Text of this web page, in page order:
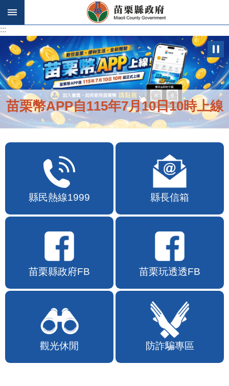
跳到主要內容區塊
:::
便民快e通2.0自即日起啟用
縣民熱線1999 縣長信箱
苗栗縣政府FB 苗栗玩透透FB
觀光休閒 防詐騙專區